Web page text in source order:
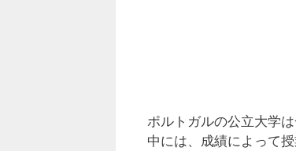
ポルトガルの公立大学
中には、成績によって